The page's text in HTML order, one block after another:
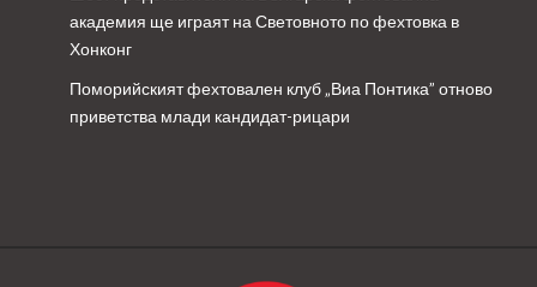
академия ще играят на Световното по фехтовка в
Хонконг
Поморийският фехтовален клуб „Виа Понтика” отново
приветства млади кандидат-рицари